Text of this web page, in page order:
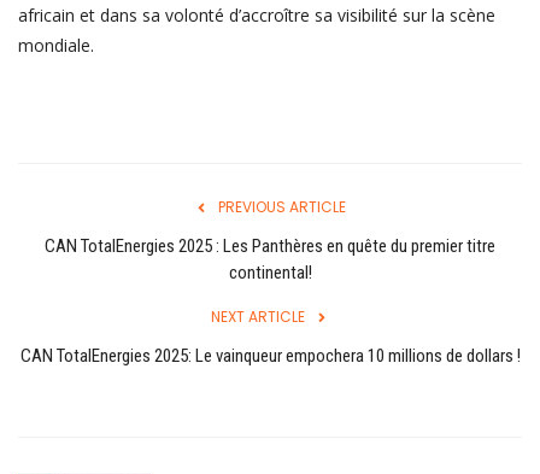
English
africain et dans sa volonté d’accroître sa visibilité sur la scène
mondiale.
PREVIOUS ARTICLE
CAN TotalEnergies 2025 : Les Panthères en quête du premier titre
continental!
NEXT ARTICLE
CAN TotalEnergies 2025: Le vainqueur empochera 10 millions de dollars !